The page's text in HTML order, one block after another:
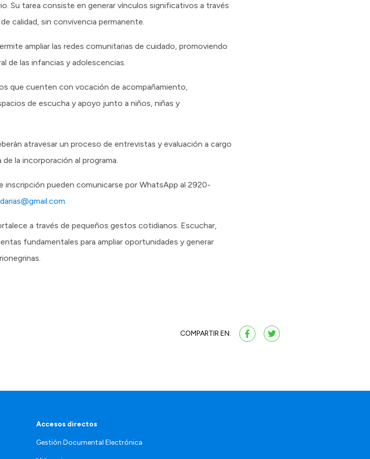
Su tarea consiste en generar vínculos significativos a través
calidad, sin convivencia permanente.
ampliar las redes comunitarias de cuidado, promoviendo
de las infancias y adolescencias.
que cuenten con vocación de acompañamiento,
de escucha y apoyo junto a niños, niñas y
atravesar un proceso de entrevistas y evaluación a cargo
la incorporación al programa.
inscripción pueden comunicarse por WhatsApp al 2920-
.
a través de pequeños gestos cotidianos. Escuchar,
fundamentales para ampliar oportunidades y generar
COMPARTIR EN:
Accesos directos
Gestión Documental Electrónica